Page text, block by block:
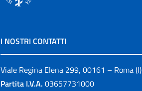
I NOSTRI CONTATTI
Viale Regina Elena 299, 00161 – Roma (I)
Partita I.V.A. 03657731000